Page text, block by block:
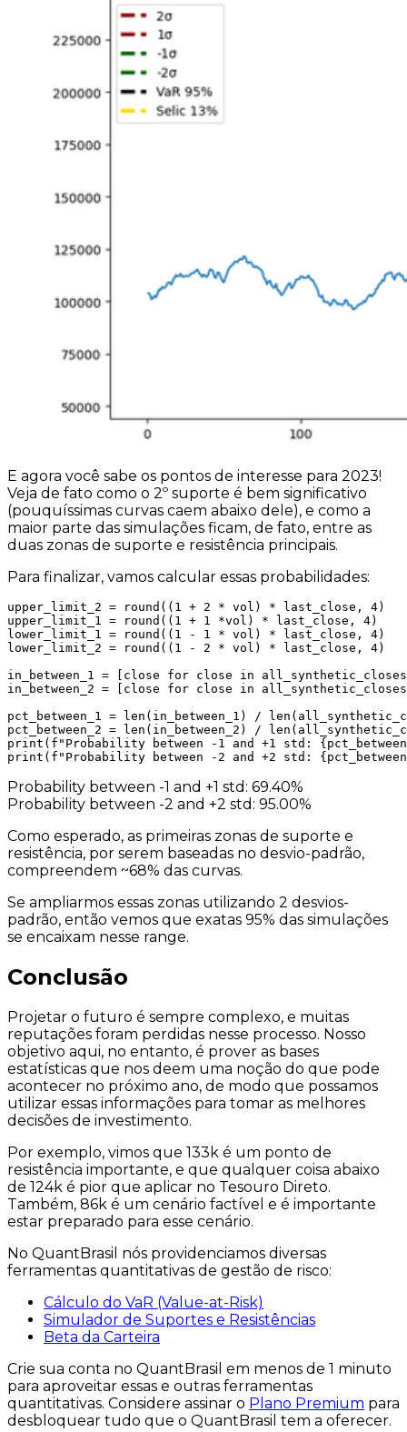
E agora você sabe os pontos de interesse para 2023!
Veja de fato como o 2º suporte é bem significativo
(pouquíssimas curvas caem abaixo dele), e como a
maior parte das simulações ficam, de fato, entre as
duas zonas de suporte e resistência principais.
Para finalizar, vamos calcular essas probabilidades:
upper_limit_2 = round((1 + 2 * vol) * last_close, 4)
upper_limit_1 = round((1 + 1 *vol) * last_close, 4)
lower_limit_1 = round((1 - 1 * vol) * last_close, 4)
lower_limit_2 = round((1 - 2 * vol) * last_close, 4)
in_between_1 = [close for close in
in_between_2 = [close for close in
pct_between_1 = len(in_between_1) /
pct_between_2 = len(in_between_2) /
print(f"Probability between -1 and +1 std:
print(f"Probability between -2 and +2 std:
Probability between -1 and +1 std: 69.40%
Probability between -2 and +2 std: 95.00%
Como esperado, as primeiras zonas de suporte e
resistência, por serem baseadas no desvio-padrão,
compreendem ~68% das curvas.
Se ampliarmos essas zonas utilizando 2 desvios-
padrão, então vemos que exatas 95% das simulações
se encaixam nesse range.
Conclusão
Projetar o futuro é sempre complexo, e muitas
reputações foram perdidas nesse processo. Nosso
objetivo aqui, no entanto, é prover as bases
estatísticas que nos deem uma noção do que pode
acontecer no próximo ano, de modo que possamos
utilizar essas informações para tomar as melhores
decisões de investimento.
Por exemplo, vimos que 133k é um ponto de
resistência importante, e que qualquer coisa abaixo
de 124k é pior que aplicar no Tesouro Direto.
Também, 86k é um cenário factível e é importante
estar preparado para esse cenário.
No QuantBrasil nós providenciamos diversas
ferramentas quantitativas de gestão de risco:
Cálculo do VaR (Value-at-Risk)
Simulador de Suportes e Resistências
Beta da Carteira
Crie sua conta no QuantBrasil em menos de 1 minuto
para aproveitar essas e outras ferramentas
quantitativas. Considere assinar o Plano Premium para
desbloquear tudo que o QuantBrasil tem a oferecer.